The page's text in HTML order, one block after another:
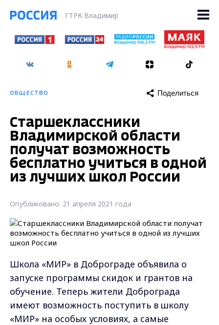
ГТРК Владимир
ОБЩЕСТВО Поделиться
Старшеклассники
Владимирской области
получат возможность
бесплатно учиться в одной
из лучших школ России
Опубликовано: 21 апреля 2021 года
Школа «МИР» в Доброграде объявила о
запуске программы скидок и грантов на
обучение. Теперь жители Доброграда
имеют возможность поступить в школу
«МИР» на особых условиях, а самые